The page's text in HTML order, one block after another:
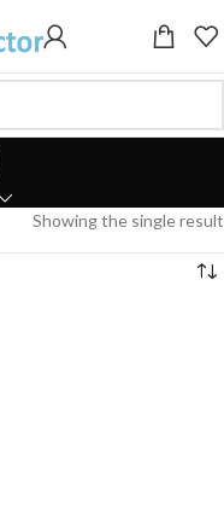
Showing the single result